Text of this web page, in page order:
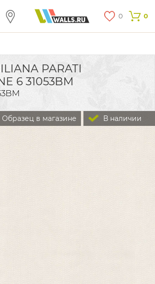
0 0
PARATI
6 31053BM
В наличии
Образец в магазине